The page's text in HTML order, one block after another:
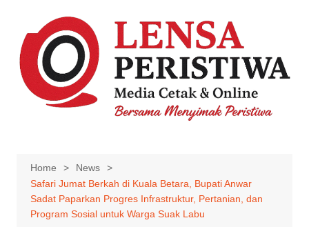
content
Home
News
Safari Jumat Berkah di Kuala Betara, Bupati Anwar
Sadat Paparkan Progres Infrastruktur, Pertanian, dan
Program Sosial untuk Warga Suak Labu